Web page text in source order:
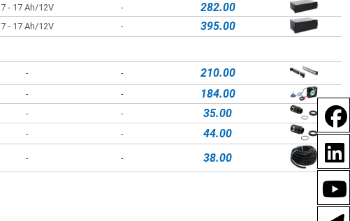
7 - 17 Ah/12V - 282.00
7 - 17 Ah/12V - 395.00
- - 210.00
- - 184.00
- - 35.00
- - 44.00
- - 38.00